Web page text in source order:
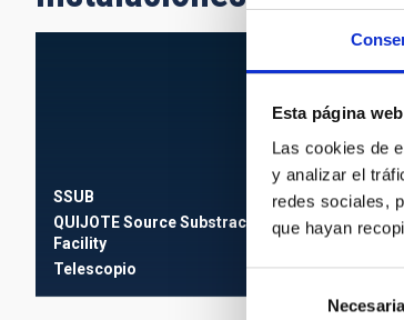
Esta página
Las cookies de
y analizar el
redes sociales,
que hayan
SSUB
QUIJOTE Source Substractor
Facility
Telescopio